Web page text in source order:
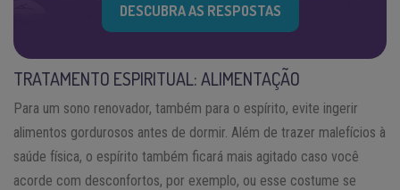
DESCUBRA AS RESPOSTAS
TRATAMENTO ESPIRITUAL: ALIMENTAÇÃO
Para um sono renovador, também para o espírito, evite ingerir
alimentos gordurosos antes de dormir. Além de trazer malefícios à
saúde física, o espírito também ficará mais agitado caso você
acorde com desconfortos, por exemplo, ou esse costume se